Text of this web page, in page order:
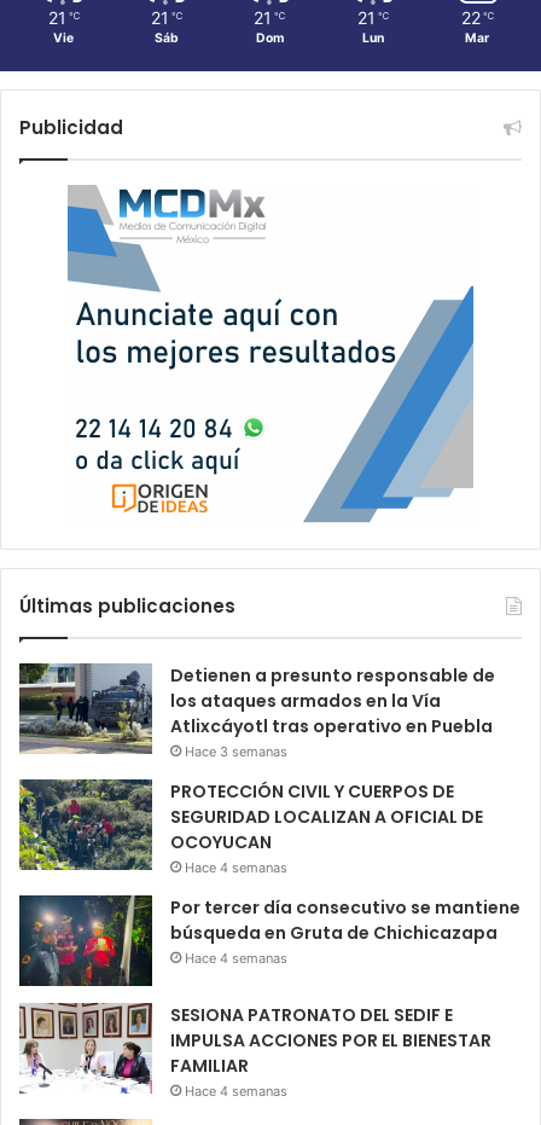
21 ℃
Vie
21 ℃
Sáb
21 ℃
Dom
21 ℃
Lun
22 ℃
Mar
Publicidad
Últimas publicaciones
Detienen a presunto responsable de
los ataques armados en la Vía
Atlixcáyotl tras operativo en Puebla
Hace 3 semanas
PROTECCIÓN CIVIL Y CUERPOS DE
SEGURIDAD LOCALIZAN A OFICIAL DE
OCOYUCAN
Hace 4 semanas
Por tercer día consecutivo se mantiene
búsqueda en Gruta de Chichicazapa
Hace 4 semanas
SESIONA PATRONATO DEL SEDIF E
IMPULSA ACCIONES POR EL BIENESTAR
FAMILIAR
Hace 4 semanas